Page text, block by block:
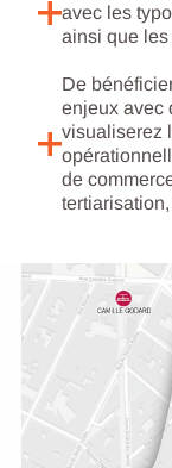
avec les
ainsi que
De
enjeux avec
visualiserez
de